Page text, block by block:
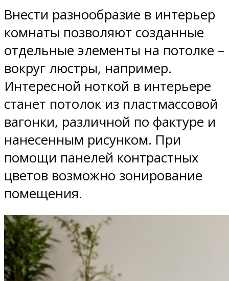
Внести разнообразие в интерьер
комнаты позволяют созданные
отдельные элементы на потолке –
вокруг люстры, например.
Интересной ноткой в интерьере
станет потолок из пластмассовой
вагонки, различной по фактуре и
нанесенным рисунком. При
помощи панелей контрастных
цветов возможно зонирование
помещения.